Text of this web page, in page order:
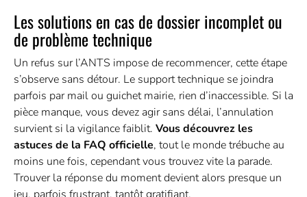
Les solutions en cas de dossier incomplet ou
de problème technique
Un refus sur l’ANTS impose de recommencer, cette étape
s’observe sans détour. Le support technique se joindra
parfois par mail ou guichet mairie, rien d’inaccessible. Si la
pièce manque, vous devez agir sans délai, l’annulation
survient si la vigilance faiblit. Vous découvrez les
astuces de la FAQ officielle, tout le monde trébuche au
moins une fois, cependant vous trouvez vite la parade.
Trouver la réponse du moment devient alors presque un